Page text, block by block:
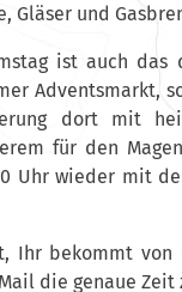
Gläser und
ist auch das
Adventsmarkt,
dort mit
für den
Uhr wieder mit
Ihr bekommt
die genaue